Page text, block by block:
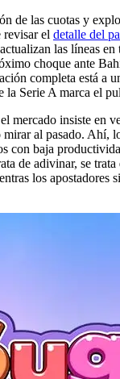
de las cuotas y
revisar el detalle del
las líneas
choque ante
completa está a
la Serie A marca el
mercado insiste en
al pasado. Ahí,
con baja
de adivinar, se
los apostadores